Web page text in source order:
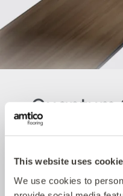
This website uses
We use cookies to
Quantum
Un des bénéfices
performances